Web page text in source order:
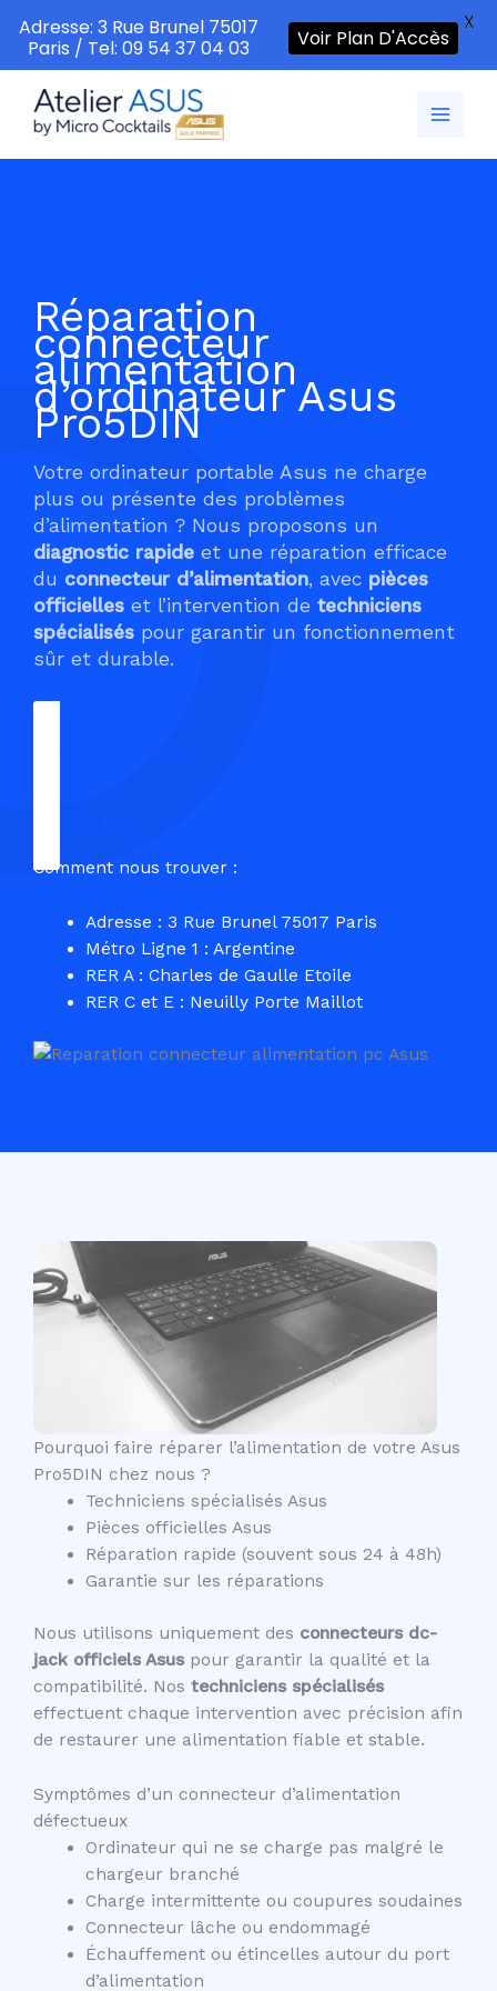
contenu
Réparation
connecteur
alimentation
d’ordinateur Asus
Pro5DIN
Votre ordinateur portable Asus ne charge
plus ou présente des problèmes
d’alimentation ? Nous proposons un
diagnostic rapide et une réparation efficace
du connecteur d’alimentation, avec pièces
officielles et l’intervention de techniciens
spécialisés pour garantir un fonctionnement
sûr et durable.
Comment nous trouver :
Adresse : 3 Rue Brunel 75017 Paris
Métro Ligne 1 : Argentine
RER A : Charles de Gaulle Etoile
RER C et E : Neuilly Porte Maillot
Pourquoi faire réparer l’alimentation de votre Asus
Pro5DIN chez nous ?
Techniciens spécialisés Asus
Pièces officielles Asus
Réparation rapide (souvent sous 24 à 48h)
Garantie sur les réparations
Nous utilisons uniquement des connecteurs dc-
jack officiels Asuspour garantir la qualité et la
compatibilité. Nos techniciens spécialisés
effectuent chaque intervention avec précision afin
de restaurer une alimentation fiable et stable.
Symptômes d’un connecteur d’alimentation
défectueux
Ordinateur qui ne se charge pas malgré le
chargeur branché
Charge intermittente ou coupures soudaines
Connecteur lâche ou endommagé
Échauffement ou étincelles autour du port
d’alimentation
Adresse: 3 Rue Brunel 75017
Paris / Tel: 09 54 37 04 03
Voir Plan D'Accès
X